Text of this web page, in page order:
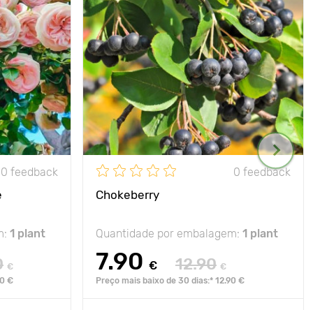
0 feedback
1 plant
€
€
0 feedback
Chokeberry
Quantidade por embalagem: 1 plant
7.90 € 12.90 €
Preço mais baixo de 30 dias:* 12.90 €